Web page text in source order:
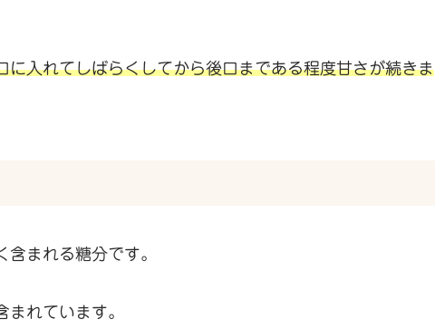
に入れてしばらくしてから後口まである程度甘さが続きま
まれる糖分です。
れています。